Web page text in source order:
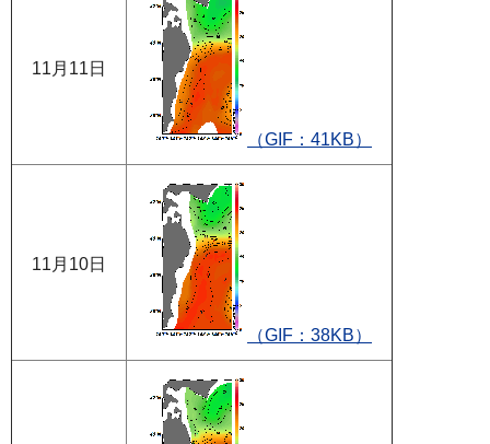
11月11日
（GIF：41KB）
11月10日
（GIF：38KB）